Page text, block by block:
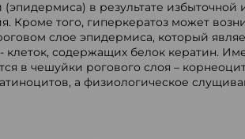
в результате избыточной
Кроме того, гиперкератоз может
слое эпидермиса, который
содержащих белок кератин.
в чешуйки рогового слоя –
а физиологическое